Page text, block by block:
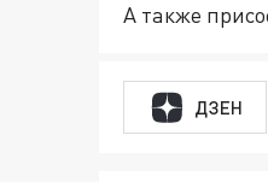
А также
ДЗЕН